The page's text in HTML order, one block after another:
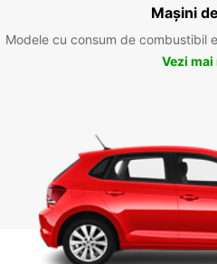
Mașini
Modele cu consum de combustibil
Vezi